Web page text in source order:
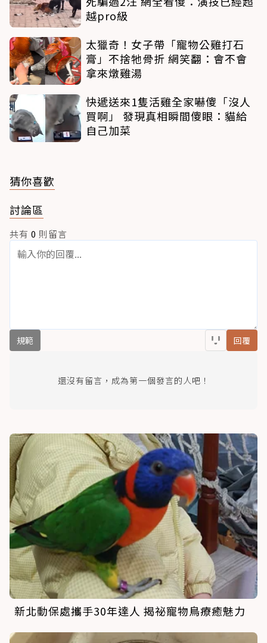
越pro級
太獵奇！女子帶「寵物公雞打石
膏」不捨牠骨折 網笑翻：會不會
拿來燉雞湯
快遞送來1隻活雞全家嚇傻「沒人
買啊」 發現真相瞬間傻眼：貓給
自己加菜
猜你喜歡
討論區
共有 0 則留言
規範 回覆
還沒有留言，成為第一個發言的人吧！
新北動保處攜手30年達人 揭祕寵物鳥療癒魅力